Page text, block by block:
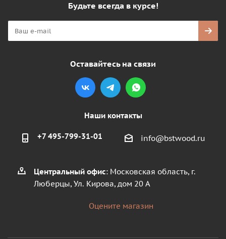
Будьте всегда в курсе!
Оставайтесь на связи
Наши контакты
+7 495-799-31-01 info@bstwood.ru
Центральный офис: Московская область, г.
Люберцы, Ул. Кирова, дом 20 А
Оцените магазин